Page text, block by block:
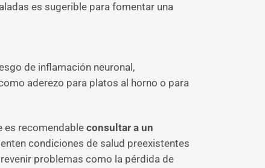
es sugerible para fomentar una
de inflamación neuronal,
aderezo para platos al horno o para
es recomendable consultar a un
condiciones de salud preexistentes
problemas como la pérdida de